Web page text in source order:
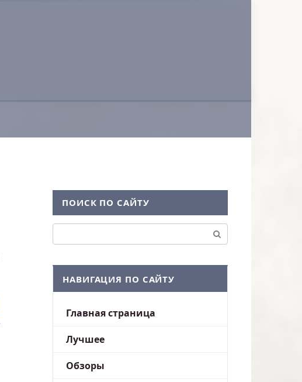
ПОИСК ПО САЙТУ
НАВИГАЦИЯ ПО САЙТУ
Главная страница
Лучшее
Обзоры